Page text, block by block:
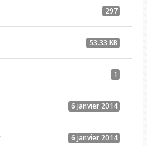
297
53.33 KB
1
6 janvier 2014
6 janvier 2014